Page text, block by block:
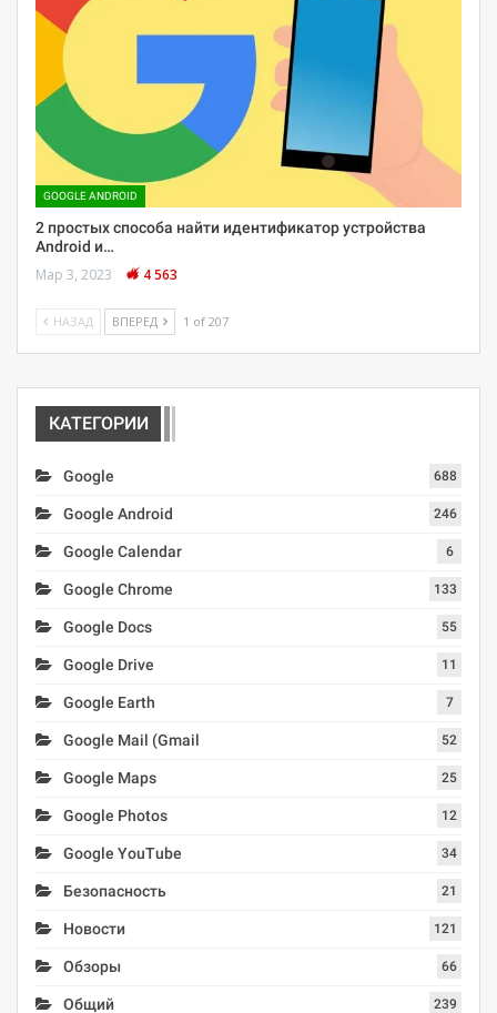
GOOGLE ANDROID
2 простых способа найти идентификатор устройства
Android и…
Мар 3, 2023 4 563
НАЗАД ВПЕРЕД 1 of 207
КАТЕГОРИИ
Google 688
Google Android 246
Google Calendar 6
Google Chrome 133
Google Docs 55
Google Drive 11
Google Earth 7
Google Mail (Gmail 52
Google Maps 25
Google Photos 12
Google YouTube 34
Безопасность 21
Новости 121
Обзоры 66
Общий 239